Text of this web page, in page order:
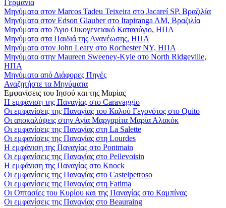
Γερμανία
Μηνύματα στον Marcos Tadeu Teixeira στο Jacareí SP, Βραζιλία
Μηνύματα στον Edson Glauber στο Itapiranga AM, Βραζιλία
Μηνύματα στο Άγιο Οικογενειακό Καταφύγιο, ΗΠΑ
Μηνύματα στα Παιδιά της Ανανέωσης, ΗΠΑ
Μηνύματα στον John Leary στο Rochester NY, ΗΠΑ
Μηνύματα στην Maureen Sweeney-Kyle στο North Ridgeville,
ΗΠΑ
Μηνύματα από Διάφορες Πηγές
Αναζητήστε τα Μηνύματα
Εμφανίσεις του Ιησού και της Μαρίας
Η εμφάνιση της Παναγίας στο Caravaggio
Οι εμφανίσεις της Παναγίας του Καλού Γεγονότος στο Quito
Οι αποκαλύψεις στην Αγία Μαργαρίτα Μαρία Αλακόκ
Οι εμφανίσεις της Παναγίας στη La Salette
Οι εμφανίσεις της Παναγίας στη Lourdes
Η εμφάνιση της Παναγίας στο Pontmain
Οι εμφανίσεις της Παναγίας στο Pellevoisin
Η εμφάνιση της Παναγίας στο Knock
Οι εμφανίσεις της Παναγίας στο Castelpetroso
Οι εμφανίσεις της Παναγίας στη Fatima
Οι Οπτασίες του Κυρίου και της Παναγίας στο Καμπίνας
Οι εμφανίσεις της Παναγίας στο Beauraing